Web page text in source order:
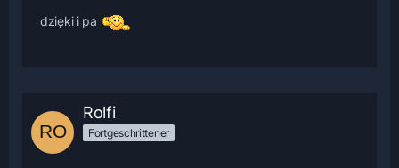
dzięki i pa
Rolfi
Fortgeschrittener